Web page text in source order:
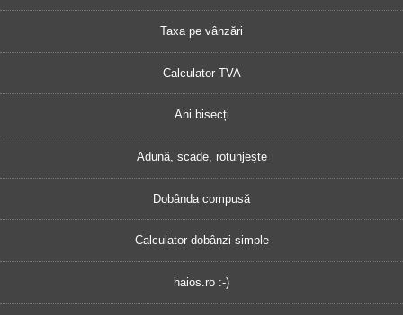
Taxa pe vânzări
Calculator TVA
Ani bisecți
Adună, scade, rotunjește
Dobânda compusă
Calculator dobânzi simple
haios.ro :-)